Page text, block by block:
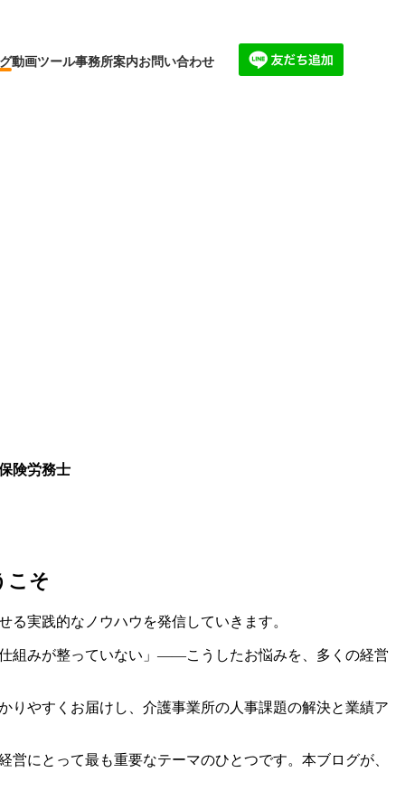
動画ツール事務所案内お問い合わせ
険労務士
こそ
実践的なノウハウを発信していきます。
組みが整っていない」――こうしたお悩みを、多くの経営
りやすくお届けし、介護事業所の人事課題の解決と業績ア
にとって最も重要なテーマのひとつです。本ブログが、